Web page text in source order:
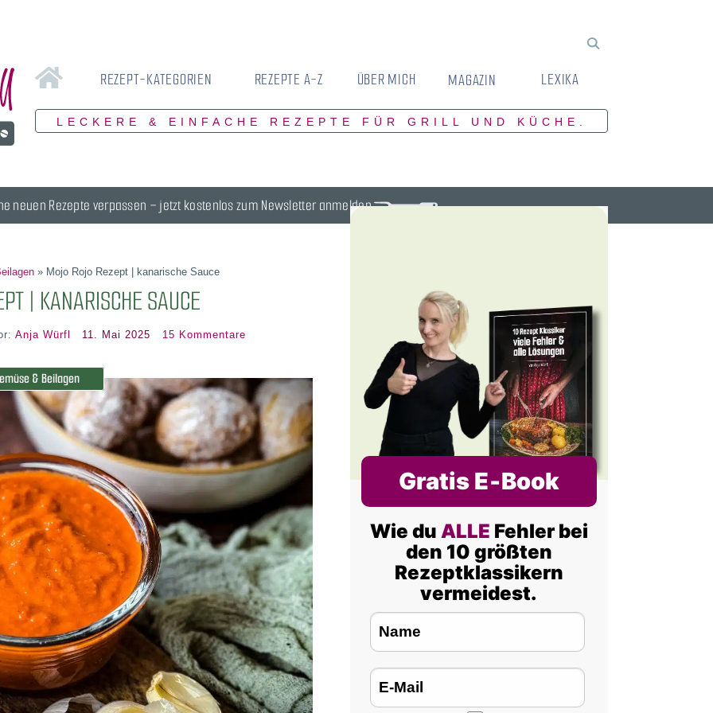
REZEPT-KATEGORIEN REZEPTE A-Z ÜBER MICH MAGAZIN LEXIKA
LECKERE & EINFACHE REZEPTE FÜR GRILL UND KÜCHE.
neuen Rezepte verpassen – jetzt kostenlos zum Newsletter anmelden.
» Mojo Rojo Rezept | kanarische Sauce
| KANARISCHE SAUCE
Anja Würfl 11. Mai 2025 15 Kommentare
& Beilagen
Gratis E‑Book
Wie du ALLE Fehler bei
den 10 größten
Rezeptklassikern
vermeidest.